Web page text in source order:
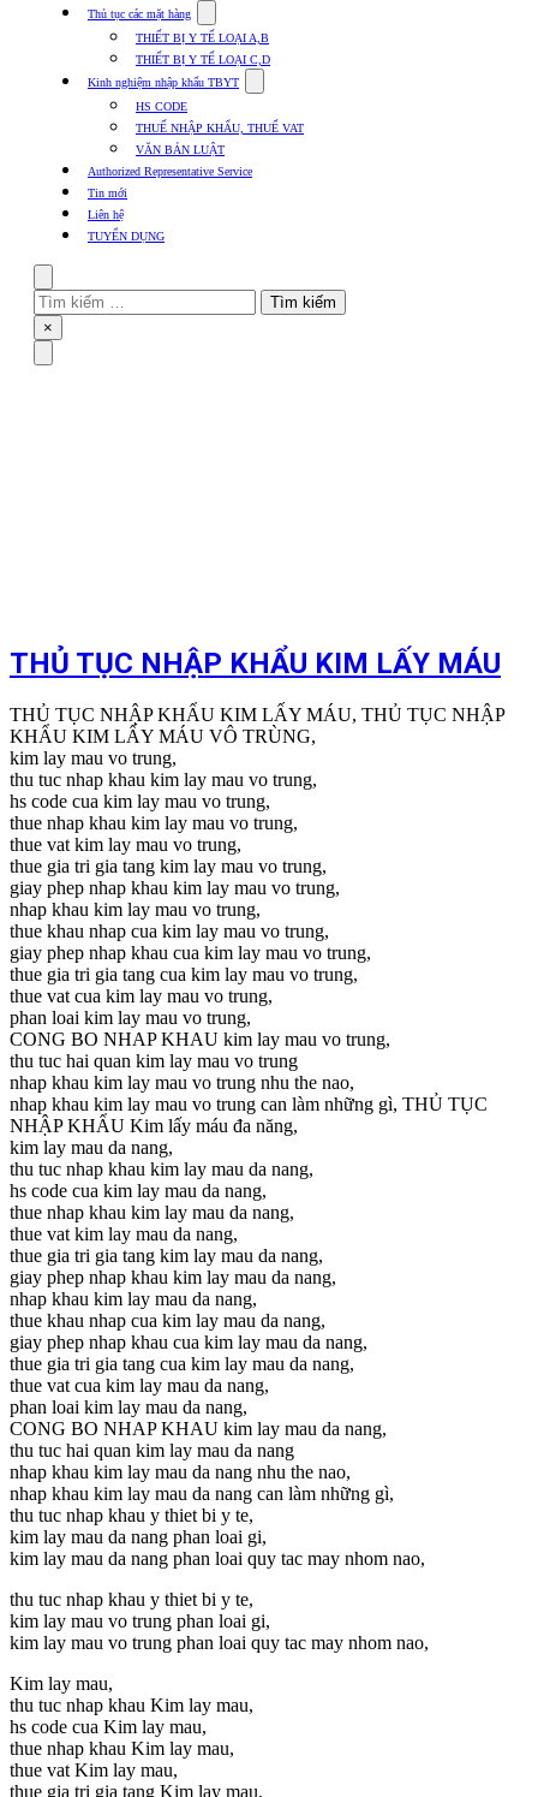
Thủ tục các mặt hàng
submenu
for
Thủ
tục
mặt
hàng
THIẾT BỊ Y TẾ LOẠI A,B
THIẾT BỊ Y TẾ LOẠI C,D
Kinh nghiệm nhập khẩu TBYT
submenu
Kinh
HS CODE
THUẾ NHẬP KHẨU, THUẾ VAT
VĂN BẢN LUẬT
Authorized Representative Service
Tin mới
Liên hệ
TUYỂN DỤNG
Tìm
kiếm
cho:
Close
×
THỦ TỤC NHẬP KHẨU KIM LẤY MÁU
THỦ TỤC NHẬP KHẨU KIM LẤY MÁU, THỦ TỤC NHẬP
KHẨU KIM LẤY MÁU VÔ TRÙNG,
kim lay mau vo trung,
thu tuc nhap khau kim lay mau vo trung,
hs code cua kim lay mau vo trung,
thue nhap khau kim lay mau vo trung,
thue vat kim lay mau vo trung,
thue gia tri gia tang kim lay mau vo trung,
giay phep nhap khau kim lay mau vo trung,
nhap khau kim lay mau vo trung,
thue khau nhap cua kim lay mau vo trung,
giay phep nhap khau cua kim lay mau vo trung,
thue gia tri gia tang cua kim lay mau vo trung,
thue vat cua kim lay mau vo trung,
phan loai kim lay mau vo trung,
CONG BO NHAP KHAU kim lay mau vo trung,
thu tuc hai quan kim lay mau vo trung
nhap khau kim lay mau vo trung nhu the nao,
nhap khau kim lay mau vo trung can làm những gì, THỦ TỤC
NHẬP KHẨU Kim lấy máu đa năng,
kim lay mau da nang,
thu tuc nhap khau kim lay mau da nang,
hs code cua kim lay mau da nang,
thue nhap khau kim lay mau da nang,
thue vat kim lay mau da nang,
thue gia tri gia tang kim lay mau da nang,
giay phep nhap khau kim lay mau da nang,
nhap khau kim lay mau da nang,
thue khau nhap cua kim lay mau da nang,
giay phep nhap khau cua kim lay mau da nang,
thue gia tri gia tang cua kim lay mau da nang,
thue vat cua kim lay mau da nang,
phan loai kim lay mau da nang,
CONG BO NHAP KHAU kim lay mau da nang,
thu tuc hai quan kim lay mau da nang
nhap khau kim lay mau da nang nhu the nao,
nhap khau kim lay mau da nang can làm những gì,
thu tuc nhap khau y thiet bi y te,
kim lay mau da nang phan loai gi,
kim lay mau da nang phan loai quy tac may nhom nao,
thu tuc nhap khau y thiet bi y te,
kim lay mau vo trung phan loai gi,
kim lay mau vo trung phan loai quy tac may nhom nao,
Kim lay mau,
thu tuc nhap khau Kim lay mau,
hs code cua Kim lay mau,
thue nhap khau Kim lay mau,
thue vat Kim lay mau,
thue gia tri gia tang Kim lay mau,